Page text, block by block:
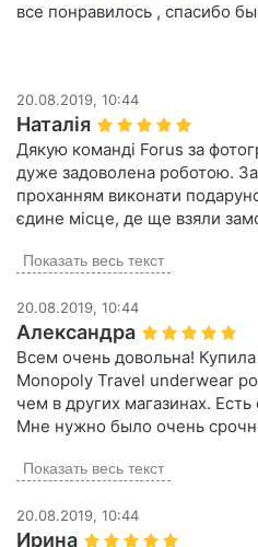
все понравилось , спасибо
20.08.2019, 10:44
Наталія
Дякую команді Forus за
дуже задоволена роботою.
проханням виконати
єдине місце, де ще взяли
Окрема подяка за
Показать весь текст
20.08.2019, 10:44
Александра
Всем очень довольна!
Monopoly Travel underwear
чем в других магазинах.
Мне нужно было очень
супер!
Показать весь текст
20.08.2019, 10:44
Ирина